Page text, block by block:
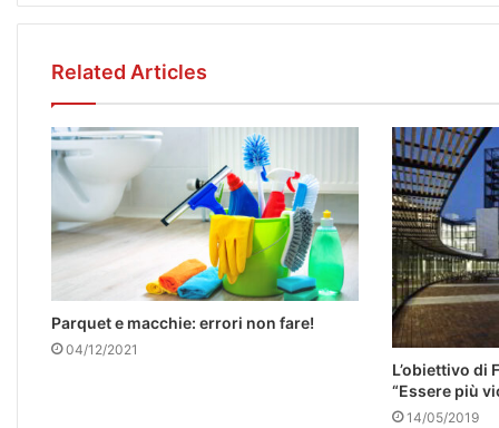
Related Articles
Parquet e macchie: errori non fare!
04/12/2021
L’obiettivo di
“Essere più
14/05/2019